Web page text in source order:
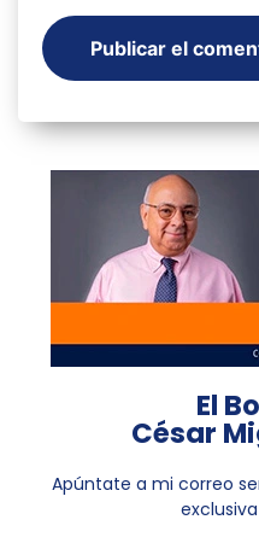
El
César
Apúntate a mi correo